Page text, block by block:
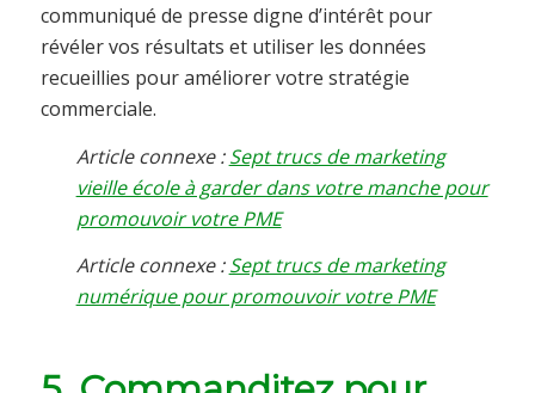
communiqué de presse digne d’intérêt pour
révéler vos résultats et utiliser les données
recueillies pour améliorer votre stratégie
commerciale.
Article connexe :Sept trucs de marketing
vieille école à garder dans votre manche pour
promouvoir votre PME
Article connexe :Sept trucs de marketing
numérique pour promouvoir votre PME